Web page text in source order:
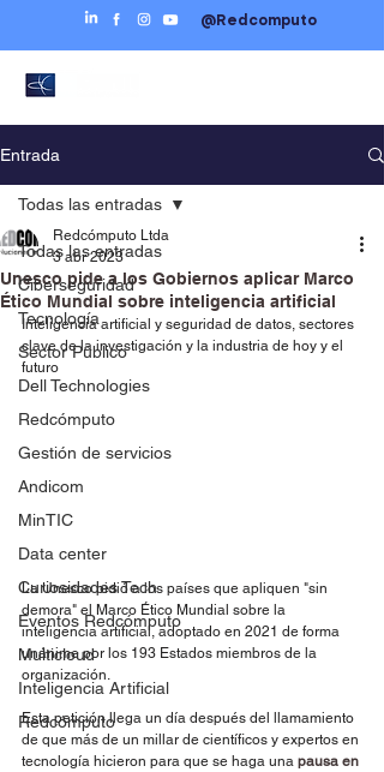
@Redcomputo
Entrada
Todas las entradas
Ciberseguridad
Tecnología
Sector Público
Dell Technologies
Redcómputo
Gestión de servicios
Andicom
MinTIC
Data center
Curiosidades Tech
Eventos Redcómputo
Multicloud
Inteligencia Artificial
Redcómputo
Todas las entradas
Unesco pide a los Gobiernos aplicar Marco
Ético Mundial sobre inteligencia artificial
Redcómputo Ltda
3 abr 2023
Inteligencia artificial y seguridad de datos, sectores
clave de la investigación y la industria de hoy y el
futuro
La Unesco pidió a los países que apliquen "sin
demora" el Marco Ético Mundial sobre la
inteligencia artificial, adoptado en 2021 de forma
unánime por los 193 Estados miembros de la
organización.
Esta petición llega un día después del llamamiento
de que más de un millar de científicos y expertos en
tecnología hicieron para que se haga una pausa en